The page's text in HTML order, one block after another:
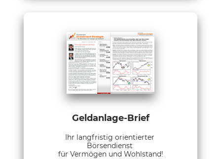
Geldanlage-Brief
Ihr langfristig orientierter
Börsendienst
für Vermögen und Wohlstand!